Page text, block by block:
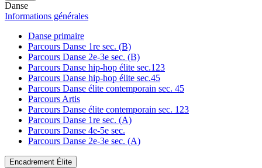
Danse
Informations générales
Danse primaire
Parcours Danse 1re sec. (B)
Parcours Danse 2e-3e sec. (B)
Parcours Danse hip-hop élite sec.123
Parcours Danse hip-hop élite sec.45
Parcours Danse élite contemporain sec. 45
Parcours Artis
Parcours Danse élite contemporain sec. 123
Parcours Danse 1re sec. (A)
Parcours Danse 4e-5e sec.
Parcours Danse 2e-3e sec. (A)
Encadrement Élite